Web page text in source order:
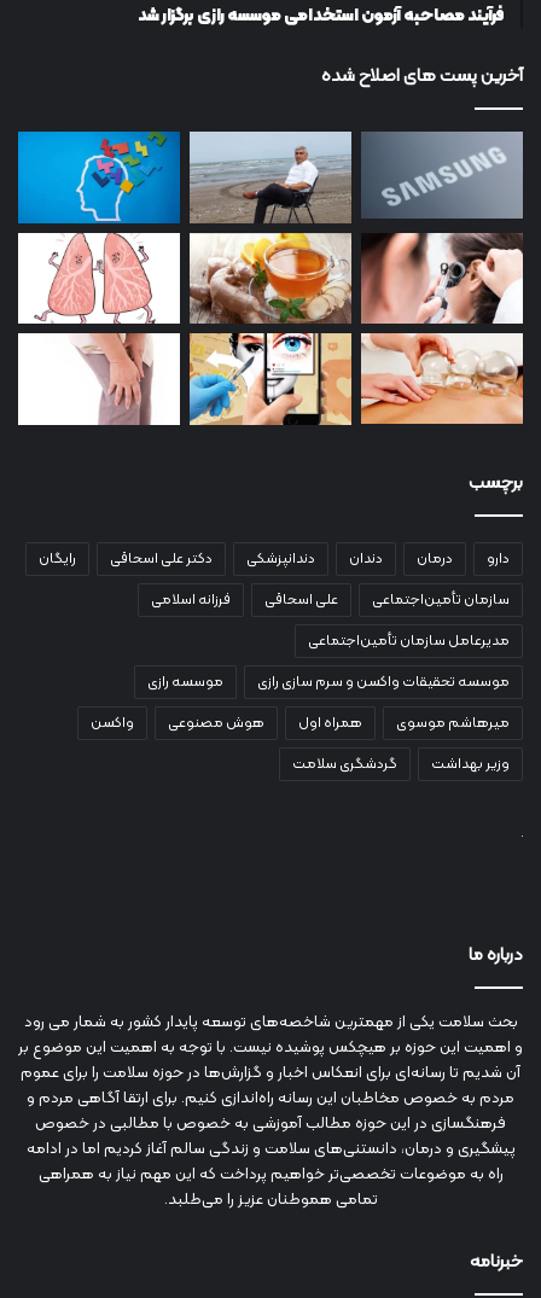
فرآیند مصاحبه آزمون استخدامی موسسه رازی برگزار شد
آخرین پست های اصلاح شده
برچسب
دارو درمان دندان دندانپزشکی دکتر علی اسحاقی
رایگان
سازمان تأمین‌اجتماعی
علی اسحاقی
فرزانه اسلامی
مدیرعامل سازمان تأمین‌اجتماعی
موسسه تحقیقات واکسن و سرم سازی رازی
موسسه رازی
میرهاشم موسوی
همراه اول هوش مصنوعی
واکسن
وزیر بهداشت
گردشگری سلامت
درباره ما
بحث سلامت یکی از مهمترین شاخصه‌های توسعه پایدار کشور به شمار می رود
و اهمیت این حوزه بر هیچکس پوشیده نیست. با توجه به اهمیت این موضوع بر
آن شدیم تا رسانه‌ای برای انعکاس اخبار و گزارش‌ها در حوزه سلامت را برای عموم
مردم به خصوص مخاطبان این رسانه راه‌اندازی کنیم. برای ارتقا آگاهی مردم و
فرهنگسازی در این حوزه مطالب آموزشی به خصوص با مطالبی در خصوص
پیشگیری و درمان، دانستنی‌های سلامت و زندگی سالم آغاز کردیم اما در ادامه
راه به موضوعات تخصصی‌تر خواهیم پرداخت که این مهم نیاز به همراهی
تمامی هموطنان عزیز را می‌طلبد.
خبرنامه